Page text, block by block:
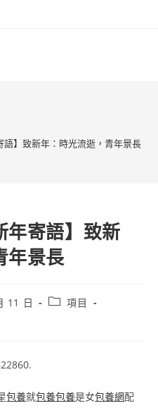
語】致新年：時光流逝，青年景長
年寄語】致新
年景長
11 日
Post項目
包養就包養包養是女包養網配